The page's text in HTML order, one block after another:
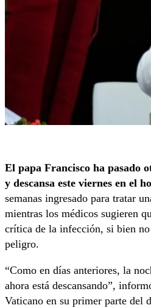
El papa Francisco ha pasado
y descansa este viernes en el
semanas ingresado para tratar
mientras los médicos sugieren
crítica de la infección, si bien
peligro.
“Como en días anteriores, la
ahora está descansando”,
Vaticano en su primer parte del